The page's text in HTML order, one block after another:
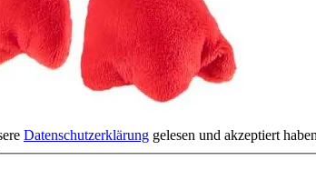
Datenschutzerklärung gelesen und akzeptiert